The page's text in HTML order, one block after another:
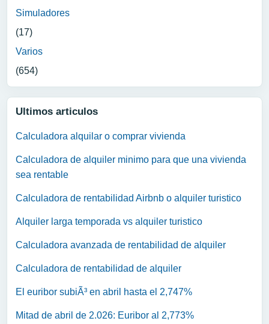
Simuladores
(17)
Varios
(654)
Ultimos articulos
Calculadora alquilar o comprar vivienda
Calculadora de alquiler minimo para que una vivienda
sea rentable
Calculadora de rentabilidad Airbnb o alquiler turistico
Alquiler larga temporada vs alquiler turistico
Calculadora avanzada de rentabilidad de alquiler
Calculadora de rentabilidad de alquiler
El euribor subiÃ³ en abril hasta el 2,747%
Mitad de abril de 2.026: Euribor al 2,773%